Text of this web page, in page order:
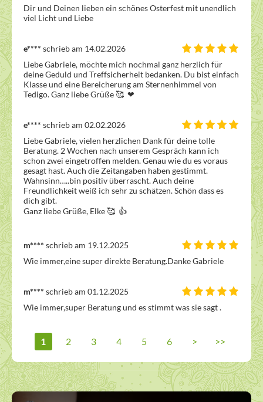
Dir und Deinen lieben ein schönes Osterfest mit unendlich
viel Licht und Liebe
e**** schrieb am 14.02.2026
Liebe Gabriele, möchte mich nochmal ganz herzlich für
deine Geduld und Treffsicherheit bedanken. Du bist einfach
Klasse und eine Bereicherung am Sternenhimmel von
Tedigo. Ganz liebe Grüße 🥰  ❤ ️
e**** schrieb am 02.02.2026
Liebe Gabriele, vielen herzlichen Dank für deine tolle
Beratung. 2 Wochen nach unserem Gespräch kann ich
schon zwei eingetroffen melden. Genau wie du es voraus
gesagt hast. Auch die Zeitangaben haben gestimmt.
Wahnsinn…..bin positiv überrascht. Auch deine
Freundlichkeit weiß ich sehr zu schätzen. Schön dass es
dich gibt.
Ganz liebe Grüße, Elke 🥰  👍
m**** schrieb am 19.12.2025
Wie immer,eine super direkte Beratung.Danke Gabriele
m**** schrieb am 01.12.2025
Wie immer,super Beratung und es stimmt was sie sagt .
1 2 3 4 5 6 > >>